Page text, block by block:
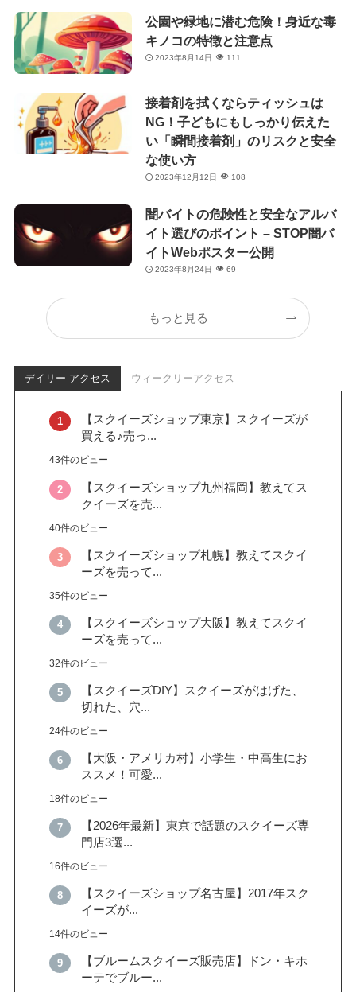
公園や緑地に潜む危険！身近な毒
キノコの特徴と注意点
2023年8月14日 111
接着剤を拭くならティッシュは
NG！子どもにもしっかり伝えた
い「瞬間接着剤」のリスクと安全
な使い方
2023年12月12日 108
闇バイトの危険性と安全なアルバ
イト選びのポイント – STOP闇バ
イトWebポスター公開
2023年8月24日 69
もっと見る
デイリー アクセス ウィークリーアクセス
【スクイーズショップ東京】スクイーズが
買える♪売っ...
43件のビュー
【スクイーズショップ九州福岡】教えてス
クイーズを売...
40件のビュー
【スクイーズショップ札幌】教えてスクイ
ーズを売って...
35件のビュー
【スクイーズショップ大阪】教えてスクイ
ーズを売って...
32件のビュー
【スクイーズDIY】スクイーズがはげた、
切れた、穴...
24件のビュー
【大阪・アメリカ村】小学生・中高生にお
ススメ！可愛...
18件のビュー
【2026年最新】東京で話題のスクイーズ専
門店3選...
16件のビュー
【スクイーズショップ名古屋】2017年スク
イーズが...
14件のビュー
【ブルームスクイーズ販売店】ドン・キホ
ーテでブルー...